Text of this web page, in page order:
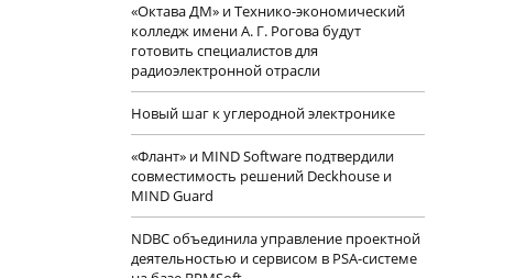
«Октава ДМ» и Технико-экономический
колледж имени А. Г. Рогова будут
готовить специалистов для
радиоэлектронной отрасли
Новый шаг к углеродной электронике
«Флант» и MIND Software подтвердили
совместимость решений Deckhouse и
MIND Guard
NDBC объединила управление проектной
деятельностью и сервисом в PSA-системе